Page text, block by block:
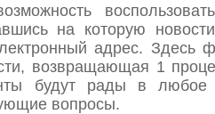
на которую
адрес. Здесь
возвращающая 1
будут рады в любое
вопросы.